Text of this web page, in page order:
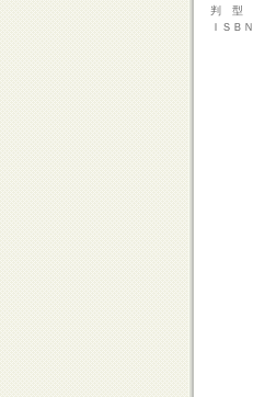
判 型
ＩＳＢＮ